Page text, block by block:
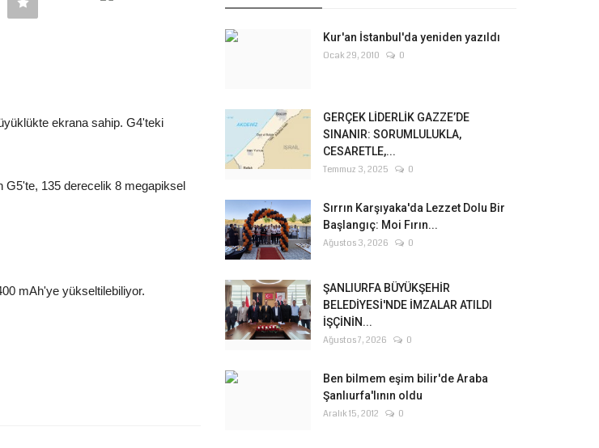
ekrana sahip. G4'teki
G5'te, 135 derecelik 8 megapiksel
mAh'ye yükseltilebiliyor.
Kur'an İstanbul'da yeniden yazıldı
Ocak 29, 2010 0
GERÇEK LİDERLİK GAZZE’DE
SINANIR: SORUMLULUKLA,
CESARETLE,...
Temmuz 3, 2025 0
Sırrın Karşıyaka'da Lezzet Dolu Bir
Başlangıç: Moi Fırın...
Ağustos 3, 2026 0
ŞANLIURFA BÜYÜKŞEHİR
BELEDİYESİ'NDE İMZALAR ATILDI
İŞÇİNİN...
Ağustos 7, 2026 0
Ben bilmem eşim bilir'de Araba
Şanlıurfa'lının oldu
Aralık 15, 2012 0